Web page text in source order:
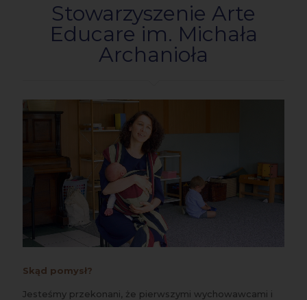
Stowarzyszenie Arte
Educare im. Michała
Archanioła
Skąd pomysł?
Jesteśmy przekonani, że pierwszymi wychowawcami i